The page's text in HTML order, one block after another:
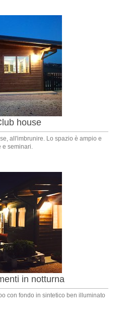
house
all'imbrunire. Lo spazio è ampio e
e seminari.
in notturna
con fondo in sintetico ben illuminato